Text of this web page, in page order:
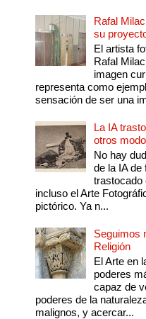
Rafal
su
El artista
Rafal
imagen
representa como
sensación de ser una
La IA
otros
No hay
de la IA
trastocado
incluso el Arte
pictórico. Ya n...
Seguimos
Religión
El Arte en
poderes
capaz de
poderes de la
malignos, y acercar...